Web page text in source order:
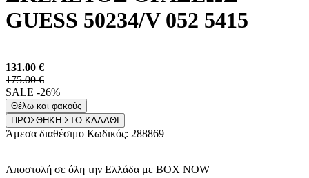
GUESS 50234/V 052 5415
131.00 €
175.00 €
SALE -26%
Θέλω και φακούς
ΠΡΟΣΘΗΚΗ ΣΤΟ ΚΑΛΑΘΙ
Άμεσα διαθέσιμο Κωδικός: 288869
Αποστολή σε όλη την Ελλάδα με BOX NOW